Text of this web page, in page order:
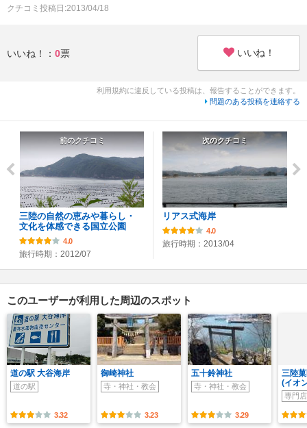
クチコミ投稿日:2013/04/18
いいね！： 0票 いいね！
利用規約に違反している投稿は、報告することができます。
問題のある投稿を連絡する
前のクチコミ
三陸の自然の恵みや暮らし・
文化を体感できる国立公園
4.0
旅行時期：2012/07
次のクチコミ
リアス式海岸
4.0
旅行時期：2013/04
このユーザーが利用した周辺のスポット
道の駅 大谷海岸
道の駅
3.32
御崎神社
寺・神社・教会
3.23
五十鈴神社
寺・神社・教会
3.29
三陸
(イオ
専門店